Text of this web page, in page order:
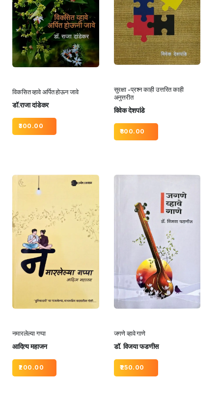
विकसित व्हावे अर्पित होऊन जावे
डॉ.राजा दांडेकर
300.00
सुरक्षा -प्रश्न काही उत्तरित काही
अनुत्तरीत
विवेक देशपांडे
300.00
नमारलेल्या गप्पा
आदित्य महाजन
200.00
जगणे व्हावे गाणे
डॉ. विजया फडणीस
250.00